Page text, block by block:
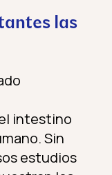
las
intestino
Sin
estudios